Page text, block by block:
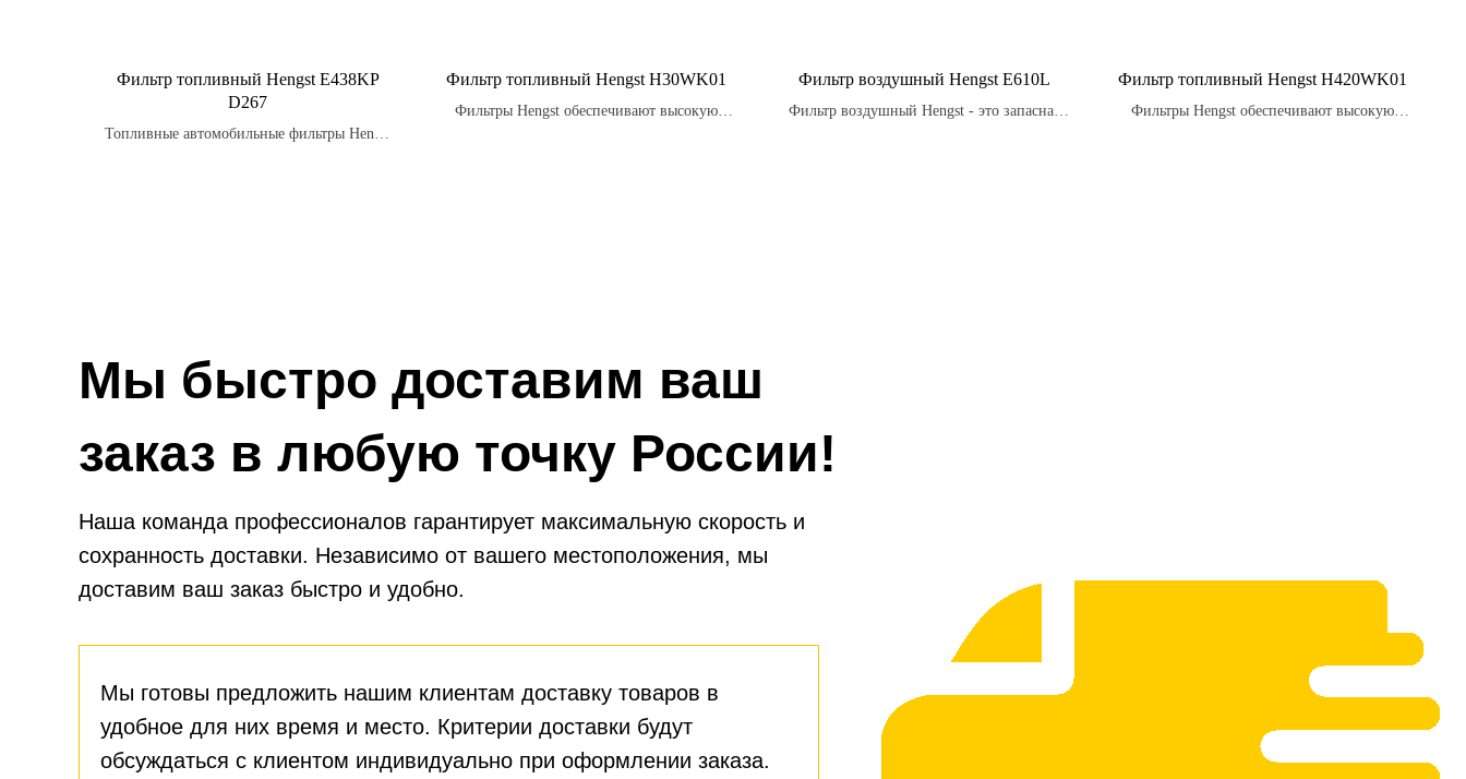
Фильтр топливный Hengst E438KP
D267
Топливные автомобильные фильтры Hengst
Фильтр топливный Hengst H30WK01
Фильтры Hengst обеспечивают высокую
Фильтр воздушный Hengst E610L
Фильтр воздушный Hengst - это запасная
Фильтр топливный Hengst H420WK01
Фильтры Hengst обеспечивают высокую
Мы быстро доставим ваш
заказ в любую точку России!
Мы готовы предложить нашим клиентам доставку товаров в
удобное для них время и место. Критерии доставки будут
обсуждаться с клиентом индивидуально при оформлении заказа.
Наша команда профессионалов гарантирует максимальную скорость и
сохранность доставки. Независимо от вашего местоположения, мы
доставим ваш заказ быстро и удобно.